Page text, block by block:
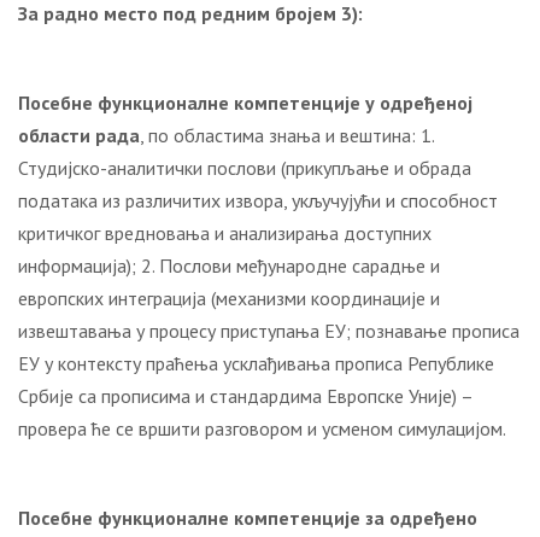
За радно место под редним бројем 3):
Посебне функционалне компетенције у одређеној
области рада, по областима знања и вештина: 1.
Студијско-аналитички послови (прикупљање и обрада
података из различитих извора, укључујући и способност
критичког вредновања и анализирања доступних
информација); 2. Послови међународне сарадње и
европских интеграција (механизми координације и
извештавања у процесу приступања ЕУ; познавање прописа
ЕУ у контексту праћења усклађивања прописа Републике
Србије са прописима и стандардима Европске Уније) –
провера ће се вршити разговором и усменом симулацијом.
Посебне функционалне компетенције за одређено